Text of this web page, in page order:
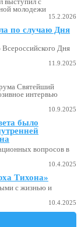
молодежи
15.2.2026
по случаю Дня
Дня
11.9.2025
Святейший
интервью
10.9.2025
было
вопросов в
10.4.2025
Тихона»
с жизнью и
10.4.2025